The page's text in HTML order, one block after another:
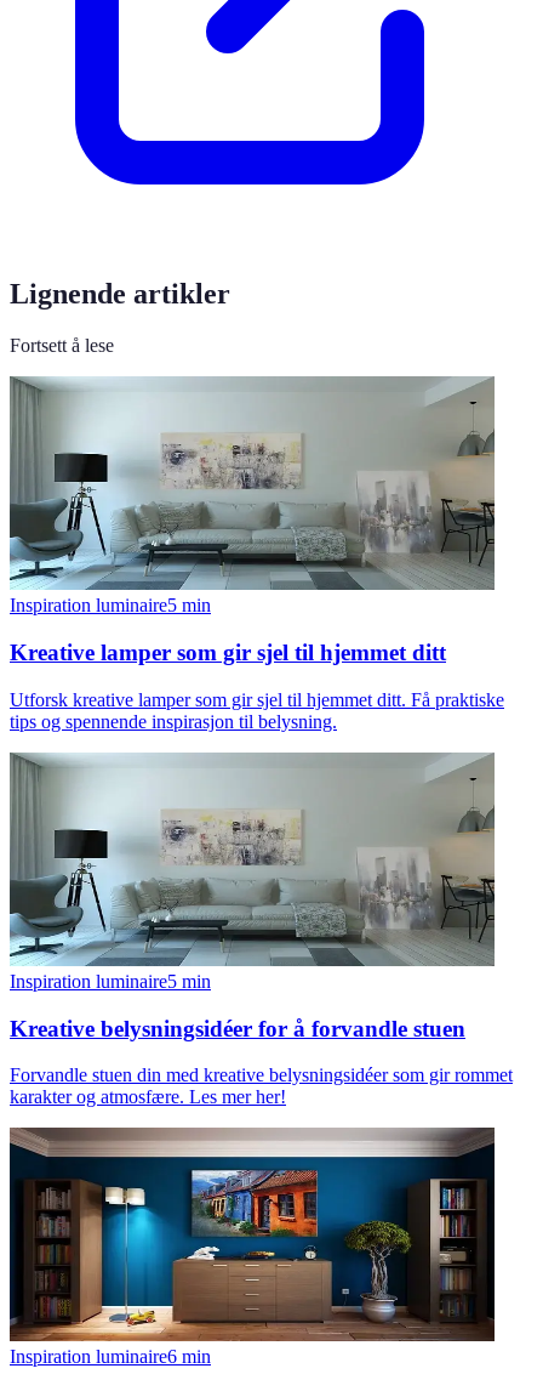
Lignende artikler
Fortsett å lese
Inspiration luminaire5 min
Kreative lamper som gir sjel til hjemmet ditt
Utforsk kreative lamper som gir sjel til hjemmet ditt. Få praktiske
tips og spennende inspirasjon til belysning.
Inspiration luminaire5 min
Kreative belysningsidéer for å forvandle stuen
Forvandle stuen din med kreative belysningsidéer som gir rommet
karakter og atmosfære. Les mer her!
Inspiration luminaire6 min